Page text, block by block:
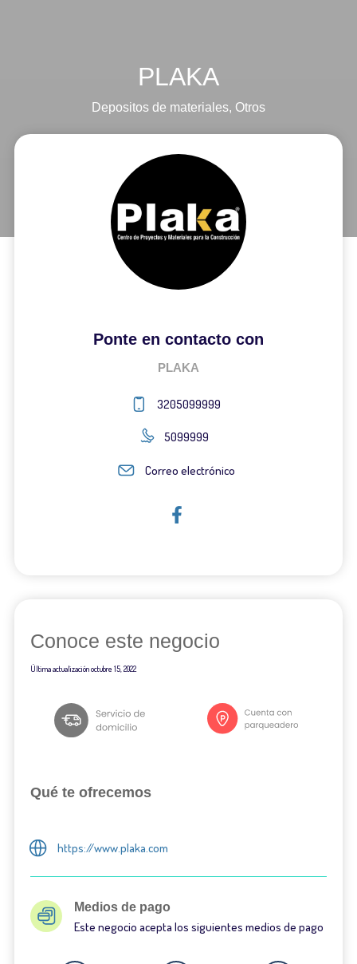
PLAKA
Depositos de materiales, Otros
Ponte en contacto con
PLAKA
3205099999
5099999
Correo electrónico
Conoce este negocio
Última actualizaciónoctubre 15, 2022
Qué te ofrecemos
https://www.plaka.com
Medios de pago
Este negocio acepta los siguientes medios de pago